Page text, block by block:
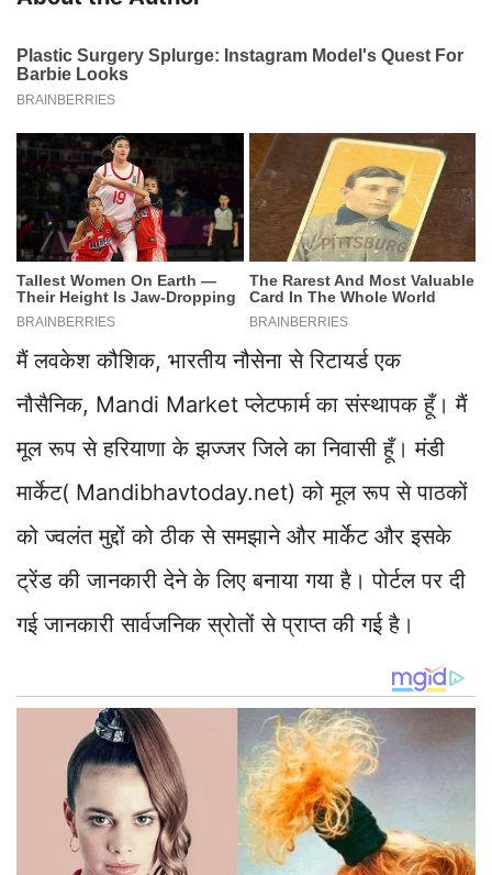
मैं लवकेश कौशिक, भारतीय नौसेना से रिटायर्ड एक
नौसैनिक, Mandi Market प्लेटफार्म का संस्थापक हूँ। मैं
मूल रूप से हरियाणा के झज्जर जिले का निवासी हूँ। मंडी
मार्केट( Mandibhavtoday.net) को मूल रूप से पाठकों
को ज्वलंत मुद्दों को ठीक से समझाने और मार्केट और इसके
ट्रेंड की जानकारी देने के लिए बनाया गया है। पोर्टल पर दी
गई जानकारी सार्वजनिक स्रोतों से प्राप्त की गई है।